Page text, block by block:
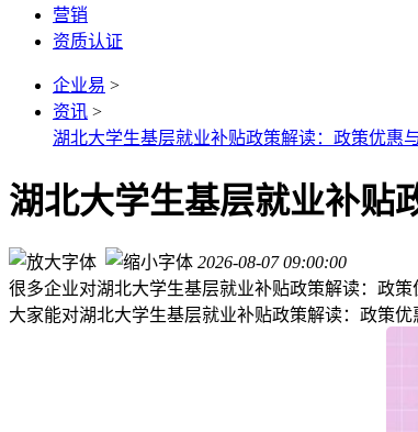
营销
资质认证
企业易 >
资讯 >
湖北大学生基层就业补贴政策解读：政策优惠
湖北大学生基层就业补贴
2026-08-07 09:00:00
很多企业对湖北大学生基层就业补贴政策解读：政
大家能对湖北大学生基层就业补贴政策解读：政策